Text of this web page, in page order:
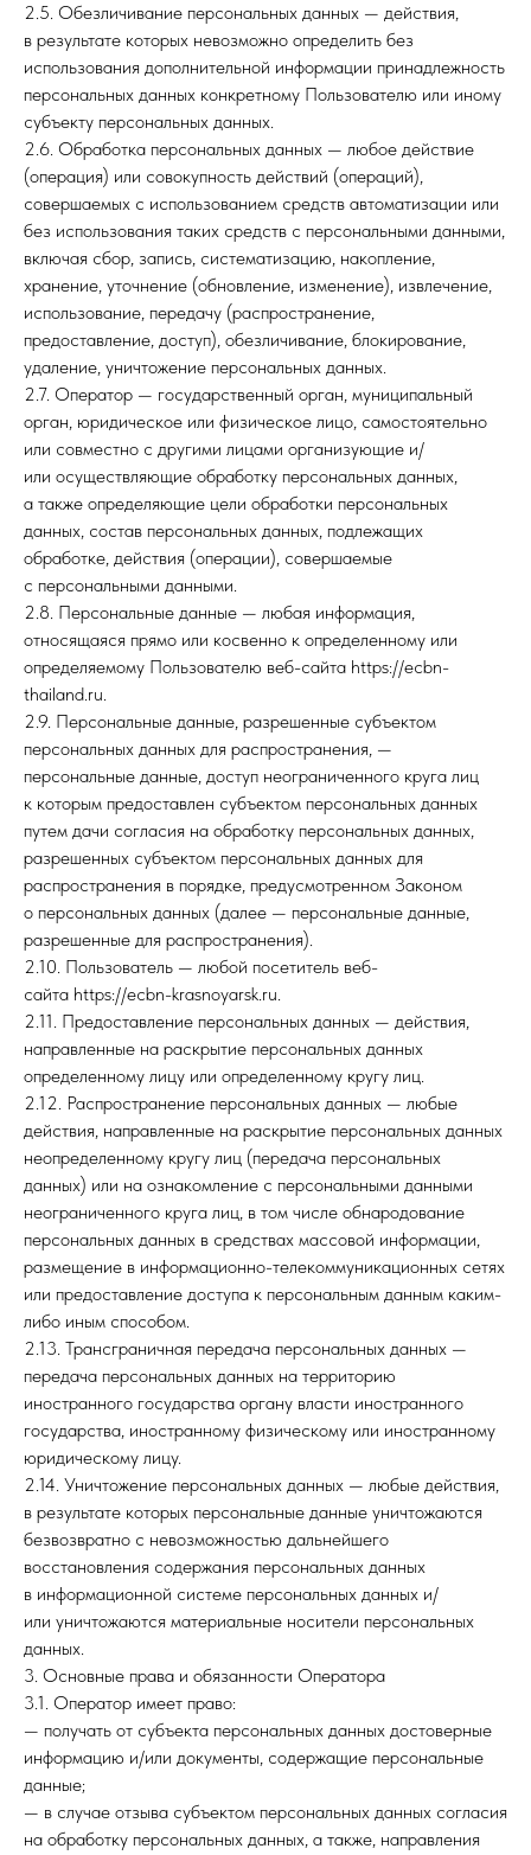
2.5. Обезличивание персональных данных — действия,
в результате которых невозможно определить без
использования дополнительной информации принадлежность
персональных данных конкретному Пользователю или иному
субъекту персональных данных.
2.6. Обработка персональных данных — любое действие
(операция) или совокупность действий (операций),
совершаемых с использованием средств автоматизации или
без использования таких средств с персональными данными,
включая сбор, запись, систематизацию, накопление,
хранение, уточнение (обновление, изменение), извлечение,
использование, передачу (распространение,
предоставление, доступ), обезличивание, блокирование,
удаление, уничтожение персональных данных.
2.7. Оператор — государственный орган, муниципальный
орган, юридическое или физическое лицо, самостоятельно
или совместно с другими лицами организующие и/
или осуществляющие обработку персональных данных,
а также определяющие цели обработки персональных
данных, состав персональных данных, подлежащих
обработке, действия (операции), совершаемые
с персональными данными.
2.8. Персональные данные — любая информация,
относящаяся прямо или косвенно к определенному или
определяемому Пользователю веб-сайта https://ecbn-
thailand.ru.
2.9. Персональные данные, разрешенные субъектом
персональных данных для распространения, —
персональные данные, доступ неограниченного круга лиц
к которым предоставлен субъектом персональных данных
путем дачи согласия на обработку персональных данных,
разрешенных субъектом персональных данных для
распространения в порядке, предусмотренном Законом
о персональных данных (далее — персональные данные,
разрешенные для распространения).
2.10. Пользователь — любой посетитель веб-
сайта https://ecbn-krasnoyarsk.ru.
2.11. Предоставление персональных данных — действия,
направленные на раскрытие персональных данных
определенному лицу или определенному кругу лиц.
2.12. Распространение персональных данных — любые
действия, направленные на раскрытие персональных данных
неопределенному кругу лиц (передача персональных
данных) или на ознакомление с персональными данными
неограниченного круга лиц, в том числе обнародование
персональных данных в средствах массовой информации,
размещение в информационно-телекоммуникационных сетях
или предоставление доступа к персональным данным каким-
либо иным способом.
2.13. Трансграничная передача персональных данных —
передача персональных данных на территорию
иностранного государства органу власти иностранного
государства, иностранному физическому или иностранному
юридическому лицу.
2.14. Уничтожение персональных данных — любые действия,
в результате которых персональные данные уничтожаются
безвозвратно с невозможностью дальнейшего
восстановления содержания персональных данных
в информационной системе персональных данных и/
или уничтожаются материальные носители персональных
данных.
3. Основные права и обязанности Оператора
3.1. Оператор имеет право:
— получать от субъекта персональных данных достоверные
информацию и/или документы, содержащие персональные
данные;
— в случае отзыва субъектом персональных данных согласия
на обработку персональных данных, а также, направления